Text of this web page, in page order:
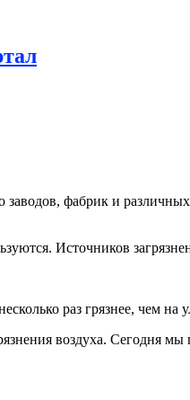
заводов, фабрик и
Источников
раз грязнее, чем
воздуха. Сегодня мы